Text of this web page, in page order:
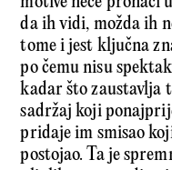
da ih vidi, možda ih
tome i jest ključna
po čemu nisu
kadar što zaustavlja
sadržaj koji
pridaje im smisao
postojao. Ta je